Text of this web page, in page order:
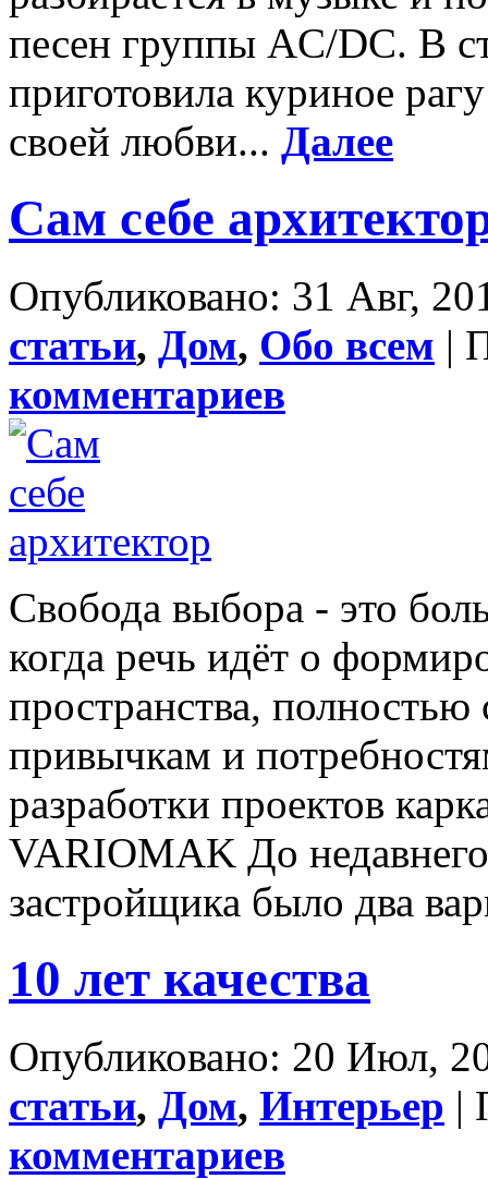
песен группы AC/DC. В
приготовила куриное
своей любви... Далее
Сам себе
Опубликовано: 31 Авг,
статьи, Дом, Обо всем |
комментариев
Свобода выбора - это
когда речь идёт о
пространства,
привычкам и
разработки проектов
VARIOMAK До
застройщика было два
10 лет качества
Опубликовано: 20 Июл,
статьи, Дом, Интерьер |
комментариев